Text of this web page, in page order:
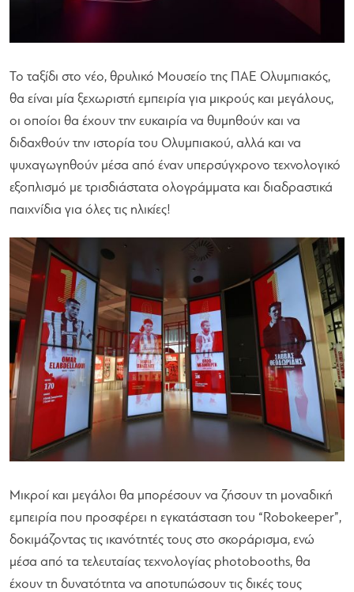
Το ταξίδι στο νέο, θρυλικό Μουσείο της ΠΑΕ Ολυμπιακός,
θα είναι μία ξεχωριστή εμπειρία για μικρούς και μεγάλους,
οι οποίοι θα έχουν την ευκαιρία να θυμηθούν και να
διδαχθούν την ιστορία του Ολυμπιακού, αλλά και να
ψυχαγωγηθούν μέσα από έναν υπερσύγχρονο τεχνολογικό
εξοπλισμό με τρισδιάστατα ολογράμματα και διαδραστικά
παιχνίδια για όλες τις ηλικίες!
Μικροί και μεγάλοι θα μπορέσουν να ζήσουν τη μοναδική
εμπειρία που προσφέρει η εγκατάσταση του “Robokeeper”,
δοκιμάζοντας τις ικανότητές τους στο σκοράρισμα, ενώ
μέσα από τα τελευταίας τεχνολογίας photobooths, θα
έχουν τη δυνατότητα να αποτυπώσουν τις δικές τους